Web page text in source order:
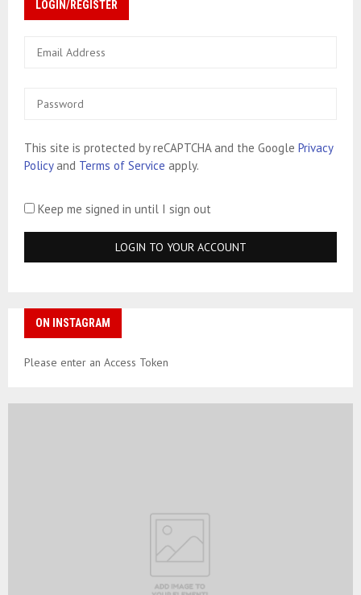
LOGIN/REGISTER
This site is protected by reCAPTCHA and the Google Privacy
Policyand Terms of Service apply.
Keep me signed in until I sign out
ON INSTAGRAM
Please enter an Access Token